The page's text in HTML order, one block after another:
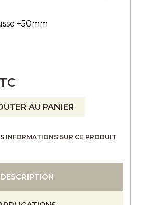
+50mm
AU PANIER
INFORMATIONS SUR CE PRODUIT
DESCRIPTION